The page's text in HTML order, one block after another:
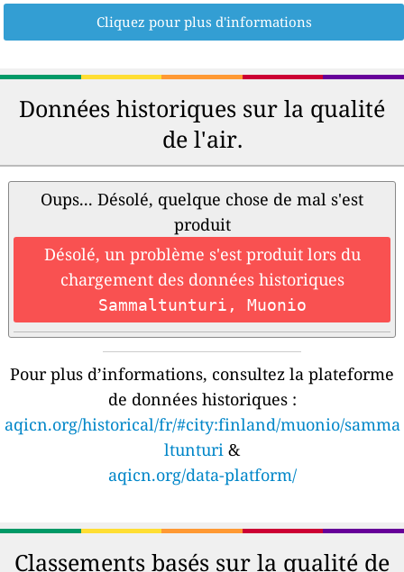
Cliquez pour plus d'informations
Données historiques sur la qualité
de l'air.
Oups... Désolé, quelque chose de mal s'est
produit
Désolé, un problème s'est produit lors du
chargement des données historiques
Sammaltunturi, Muonio
Pour plus d’informations, consultez la plateforme
de données historiques :
aqicn.org/historical/fr/#city:finland/muonio/samma
ltunturi &
aqicn.org/data-platform/
Classements basés sur la qualité de